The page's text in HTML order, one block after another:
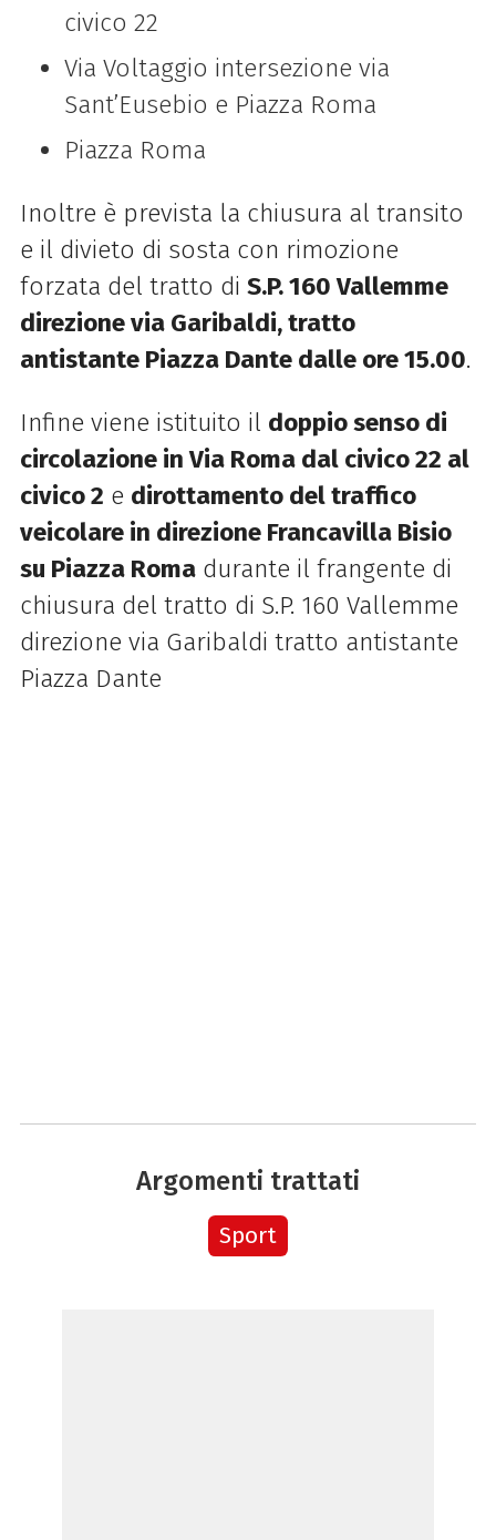
civico 22
Via Voltaggio intersezione via
Sant’Eusebio e Piazza Roma
Piazza Roma
Inoltre è prevista la chiusura al transito
e il divieto di sosta con rimozione
forzata del tratto di S.P. 160 Vallemme
direzione via Garibaldi, tratto
antistante Piazza Dante dalle ore 15.00.
Infine viene istituito il doppio senso di
circolazione in Via Roma dal civico 22 al
civico 2 e dirottamento del traffico
veicolare in direzione Francavilla Bisio
su Piazza Romadurante il frangente di
chiusura del tratto di S.P. 160 Vallemme
direzione via Garibaldi tratto antistante
Piazza Dante
Argomenti trattati
Sport